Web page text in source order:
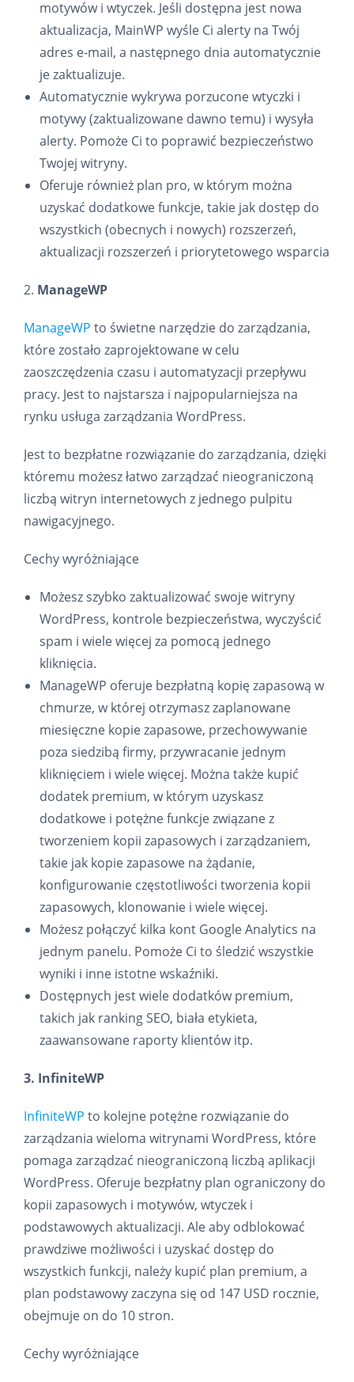
motywów i wtyczek. Jeśli dostępna jest nowa
aktualizacja, MainWP wyśle ​​Ci alerty na Twój
adres e-mail, a następnego dnia automatycznie
je zaktualizuje.
Automatycznie wykrywa porzucone wtyczki i
motywy (zaktualizowane dawno temu) i wysyła
alerty. Pomoże Ci to poprawić bezpieczeństwo
Twojej witryny.
Oferuje również plan pro, w którym można
uzyskać dodatkowe funkcje, takie jak dostęp do
wszystkich (obecnych i nowych) rozszerzeń,
aktualizacji rozszerzeń i priorytetowego wsparcia
2. ManageWP
ManageWP to świetne narzędzie do zarządzania,
które zostało zaprojektowane w celu
zaoszczędzenia czasu i automatyzacji przepływu
pracy. Jest to najstarsza i najpopularniejsza na
rynku usługa zarządzania WordPress.
Jest to bezpłatne rozwiązanie do zarządzania, dzięki
któremu możesz łatwo zarządzać nieograniczoną
liczbą witryn internetowych z jednego pulpitu
nawigacyjnego.
Cechy wyróżniające
Możesz szybko zaktualizować swoje witryny
WordPress, kontrole bezpieczeństwa, wyczyścić
spam i wiele więcej za pomocą jednego
kliknięcia.
ManageWP oferuje bezpłatną kopię zapasową w
chmurze, w której otrzymasz zaplanowane
miesięczne kopie zapasowe, przechowywanie
poza siedzibą firmy, przywracanie jednym
kliknięciem i wiele więcej. Można także kupić
dodatek premium, w którym uzyskasz
dodatkowe i potężne funkcje związane z
tworzeniem kopii zapasowych i zarządzaniem,
takie jak kopie zapasowe na żądanie,
konfigurowanie częstotliwości tworzenia kopii
zapasowych, klonowanie i wiele więcej.
Możesz połączyć kilka kont Google Analytics na
jednym panelu. Pomoże Ci to śledzić wszystkie
wyniki i inne istotne wskaźniki.
Dostępnych jest wiele dodatków premium,
takich jak ranking SEO, biała etykieta,
zaawansowane raporty klientów itp.
3. InfiniteWP
InfiniteWP to kolejne potężne rozwiązanie do
zarządzania wieloma witrynami WordPress, które
pomaga zarządzać nieograniczoną liczbą aplikacji
WordPress. Oferuje bezpłatny plan ograniczony do
kopii zapasowych i motywów, wtyczek i
podstawowych aktualizacji. Ale aby odblokować
prawdziwe możliwości i uzyskać dostęp do
wszystkich funkcji, należy kupić plan premium, a
plan podstawowy zaczyna się od 147 USD rocznie,
obejmuje on do 10 stron.
Cechy wyróżniające